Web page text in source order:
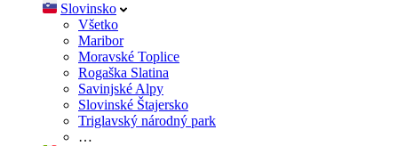
Slovinsko
Všetko
Maribor
Moravské Toplice
Rogaška Slatina
Savinjské Alpy
Slovinské Štajersko
Triglavský národný park
…